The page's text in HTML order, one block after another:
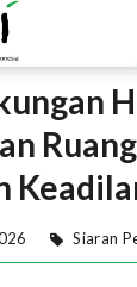
Siaran